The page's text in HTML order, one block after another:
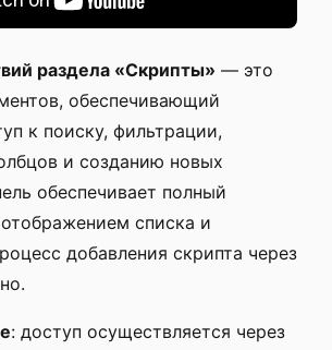
раздела «Скрипты» — это
обеспечивающий
к поиску, фильтрации,
и созданию новых
обеспечивает полный
списка и
добавления скрипта через
: доступ осуществляется через